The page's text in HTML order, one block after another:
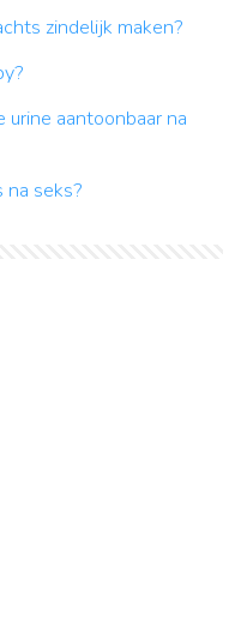
zindelijk maken?
aantoonbaar na
seks?